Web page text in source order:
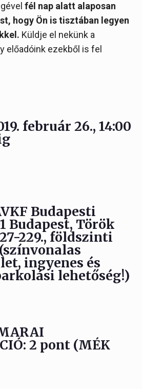
fél nap alatt alaposan
hogy Ön is tisztában legyen
Küldje el nekünk a
előadóink ezekből is fel
február 26., 14:00
Budapesti
Budapest, Török
229., földszinti
ingyenes és
lehetőség!)
: 2 pont (MÉK